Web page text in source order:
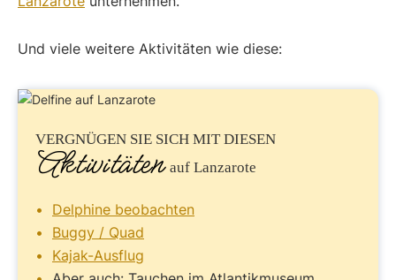
Und viele weitere Aktivitäten wie diese:
VERGNÜGEN SIE SICH MIT DIESEN
Aktivitäten auf Lanzarote
Delphine beobachten
Buggy / Quad
Kajak-Ausflug